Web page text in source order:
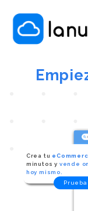
Crea tu
minutos y vende
hoy mismo.
Prueba